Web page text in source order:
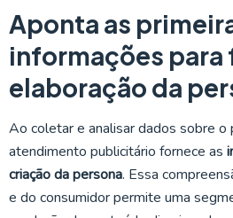
Aponta as
informações para
elaboração da
Ao coletar e analisar dados sobre
atendimento publicitário fornece as
criação da persona. Essa
e do consumidor permite uma